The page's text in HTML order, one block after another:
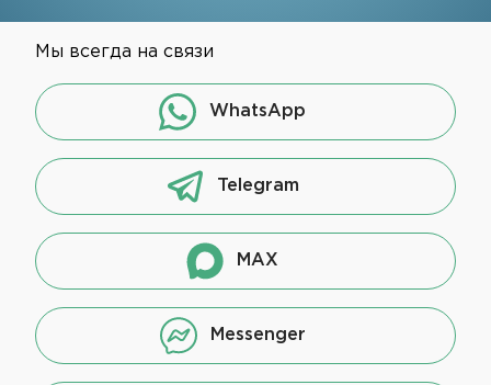
Мы всегда на связи
WhatsApp
Telegram
MAX
Messenger